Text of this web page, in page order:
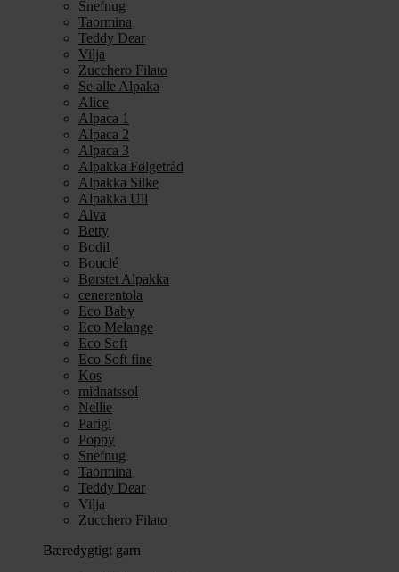
Snefnug
Taormina
Teddy Dear
Vilja
Zucchero Filato
Se alle Alpaka
Alice
Alpaca 1
Alpaca 2
Alpaca 3
Alpakka Følgetråd
Alpakka Silke
Alpakka Ull
Alva
Betty
Bodil
Bouclé
Børstet Alpakka
cenerentola
Eco Baby
Eco Melange
Eco Soft
Eco Soft fine
Kos
midnatssol
Nellie
Parigi
Poppy
Snefnug
Taormina
Teddy Dear
Vilja
Zucchero Filato
Bæredygtigt garn